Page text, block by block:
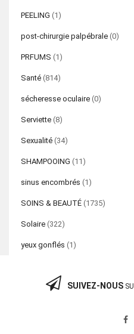
PEELING (1)
post-chirurgie palpébrale (0)
PRFUMS (1)
Santé (814)
sécheresse oculaire (0)
Serviette (8)
Sexualité (34)
SHAMPOOING (11)
sinus encombrés (1)
SOINS & BEAUTÉ (1735)
Solaire (322)
yeux gonflés (1)
SUIVEZ-NOUS